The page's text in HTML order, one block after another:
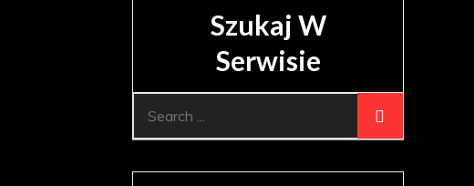
Szukaj W
Serwisie